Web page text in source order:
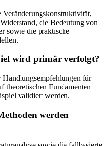
Veränderungskonstruktivität,
die Bedeutung von
sowie die praktische
wird primär verfolgt?
für
theoretischen Fundamenten
validiert werden.
werden